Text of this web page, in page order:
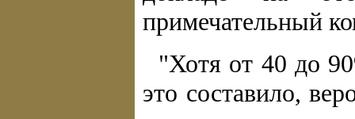
примечательный
"Хотя от 40 до
это составило,